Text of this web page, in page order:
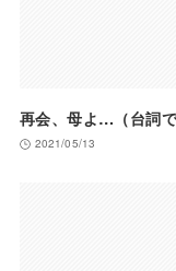
再会、母よ…（台詞
2021/05/13